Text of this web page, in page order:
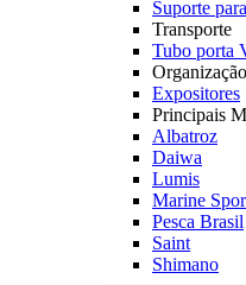
Suporte
Transporte
Tubo porta
Organização
Expositores
Principais
Albatroz
Daiwa
Lumis
Marine
Pesca Brasil
Saint
Shimano